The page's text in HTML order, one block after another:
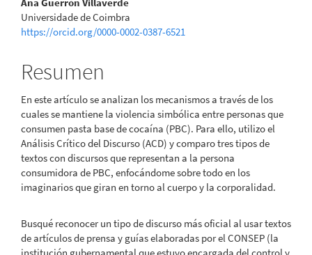
Contenido
principal
artículo
Universidade de Coimbra
https://orcid.org/0000-0002-0387-6521
Resumen
En este artículo se analizan los mecanismos a través de los
cuales se mantiene la violencia simbólica entre personas que
consumen pasta base de cocaína (PBC). Para ello, utilizo el
Análisis Crítico del Discurso (ACD) y comparo tres tipos de
textos con discursos que representan a la persona
consumidora de PBC, enfocándome sobre todo en los
imaginarios que giran en torno al cuerpo y la corporalidad.
Busqué reconocer un tipo de discurso más oficial al usar textos
de artículos de prensa y guías elaboradas por el CONSEP (la